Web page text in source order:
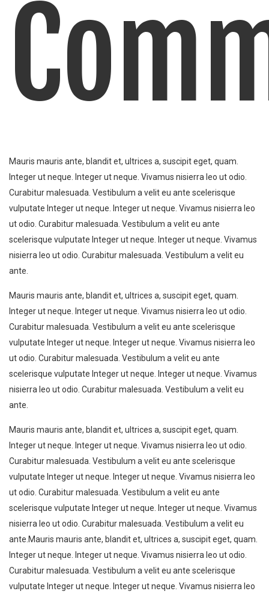
Mauris mauris ante, blandit et, ultrices a, suscipit eget, quam.
Integer ut neque. Integer ut neque. Vivamus nisierra leo ut odio.
Curabitur malesuada. Vestibulum a velit eu ante scelerisque
vulputate Integer ut neque. Integer ut neque. Vivamus nisierra leo
ut odio. Curabitur malesuada. Vestibulum a velit eu ante
scelerisque vulputate Integer ut neque. Integer ut neque. Vivamus
nisierra leo ut odio. Curabitur malesuada. Vestibulum a velit eu
ante.
Mauris mauris ante, blandit et, ultrices a, suscipit eget, quam.
Integer ut neque. Integer ut neque. Vivamus nisierra leo ut odio.
Curabitur malesuada. Vestibulum a velit eu ante scelerisque
vulputate Integer ut neque. Integer ut neque. Vivamus nisierra leo
ut odio. Curabitur malesuada. Vestibulum a velit eu ante
scelerisque vulputate Integer ut neque. Integer ut neque. Vivamus
nisierra leo ut odio. Curabitur malesuada. Vestibulum a velit eu
ante.
Mauris mauris ante, blandit et, ultrices a, suscipit eget, quam.
Integer ut neque. Integer ut neque. Vivamus nisierra leo ut odio.
Curabitur malesuada. Vestibulum a velit eu ante scelerisque
vulputate Integer ut neque. Integer ut neque. Vivamus nisierra leo
ut odio. Curabitur malesuada. Vestibulum a velit eu ante
scelerisque vulputate Integer ut neque. Integer ut neque. Vivamus
nisierra leo ut odio. Curabitur malesuada. Vestibulum a velit eu
ante.Mauris mauris ante, blandit et, ultrices a, suscipit eget, quam.
Integer ut neque. Integer ut neque. Vivamus nisierra leo ut odio.
Curabitur malesuada. Vestibulum a velit eu ante scelerisque
vulputate Integer ut neque. Integer ut neque. Vivamus nisierra leo